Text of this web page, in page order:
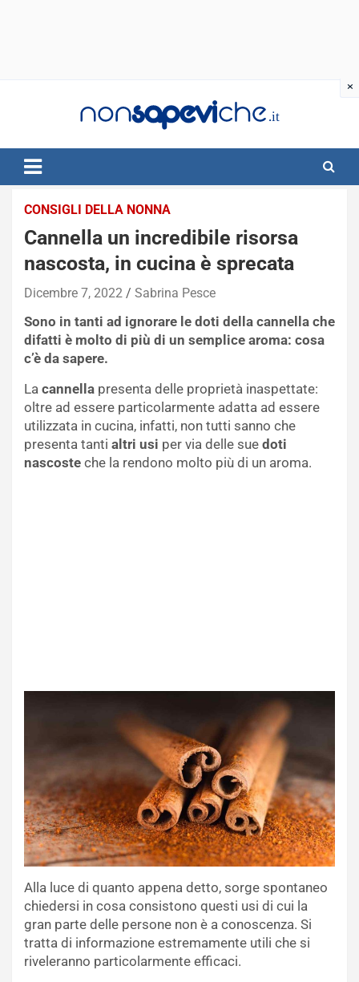
CONSIGLI DELLA NONNA
Cannella un incredibile risorsa
nascosta, in cucina è sprecata
Dicembre 7, 2022 Sabrina Pesce
Sono in tanti ad ignorare le doti della cannella che
difatti è molto di più di un semplice aroma: cosa
c’è da sapere.
La cannella presenta delle proprietà inaspettate:
oltre ad essere particolarmente adatta ad essere
utilizzata in cucina, infatti, non tutti sanno che
presenta tanti altri usi per via delle sue doti
nascoste che la rendono molto più di un aroma.
Alla luce di quanto appena detto, sorge spontaneo
chiedersi in cosa consistono questi usi di cui la
gran parte delle persone non è a conoscenza. Si
tratta di informazione estremamente utili che si
riveleranno particolarmente efficaci.